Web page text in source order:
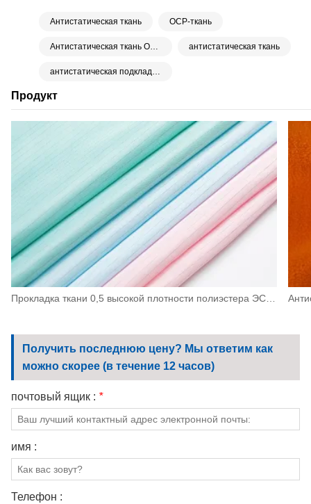
Продукт
Прокладка ткани 0,5 высокой плотности полиэстера ЭСД антистатическая для машинного оборудования, электроники
Антистатическая ткань ОСР-ткань
Антистатическая ткань ОСР антистатическая ткань
антистатическая подкладочная ткань
Получить последнюю цену? Мы ответим как
можно скорее (в течение 12 часов)
почтовый ящик : *
имя :
Телефон :